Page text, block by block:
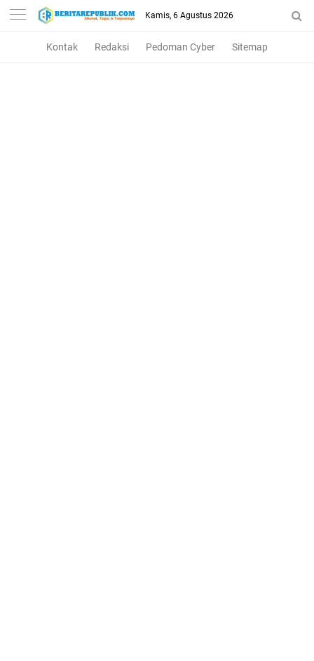
Kamis, 6 Agustus 2026
Kontak Redaksi Pedoman Cyber Sitemap